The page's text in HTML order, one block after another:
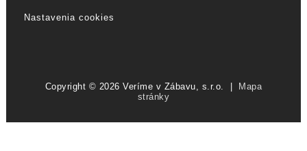
Nastavenia cookies
Copyright © 2026 Veríme v Zábavu, s.r.o. |
Mapa
stránky